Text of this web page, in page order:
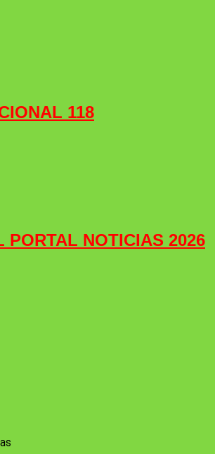
118
NOTICIAS 2026